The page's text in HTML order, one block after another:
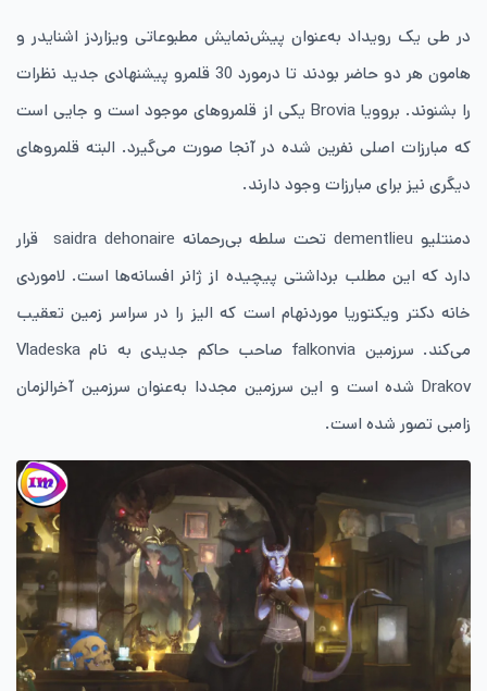
در طی یک رویداد به‌عنوان پیش‌نمایش مطبوعاتی ویزاردز اشنایدر و
هامون هر دو حاضر بودند تا درمورد 30 قلمرو پیشنهادی جدید نظرات
را بشنوند. بروویا Brovia یکی از قلمروهای موجود است و جایی است
که مبارزات اصلی نفرین شده در آنجا صورت می‌گیرد. البته قلمرو‌های
دیگری نیز برای مبارزات وجود دارند.
دمنتلیو dementlieu تحت سلطه بی‌رحمانه saidra dehonaire قرار
دارد که این مطلب برداشتی پیچیده از ژانر افسانه‌ها است. لاموردی
خانه دکتر ویکتوریا موردنهام است که الیز را در سراسر زمین تعقیب
می‌کند. سرزمین falkonvia صاحب حاکم جدیدی به نام Vladeska
Drakov شده است و این سرزمین مجددا به‌عنوان سرزمین آخرالزمان
زامبی تصور شده است.